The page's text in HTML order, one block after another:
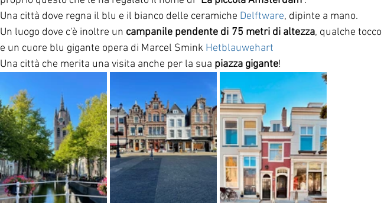
Una città dove regna il blu e il bianco delle ceramiche Delftware, dipinte a mano.
Un luogo dove c'è inoltre un campanile pendente di 75 metri di altezza, qualche
e un cuore blu gigante opera di Marcel Smink Hetblauwehart
Una città che merita una visita anche per la sua piazza gigante!